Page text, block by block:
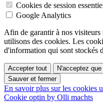
Cookies de session
Google Analytics
Afin de garantir à nos
utilisons des cookies. Les
d'information qui sont stockés
Accepter tout
N'acceptez
Sauver et fermer
En savoir plus sur les cookies
Cookie optin by Olli machts